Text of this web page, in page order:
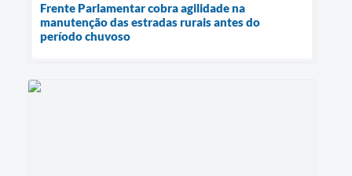
Frente Parlamentar cobra agilidade na
manutenção das estradas rurais antes do
período chuvoso